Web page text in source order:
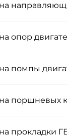
опор
помпы
поршневых
прокладки